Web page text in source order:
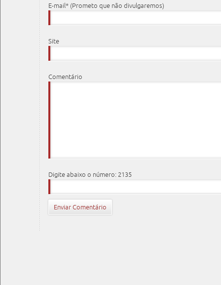
E-mail* (Prometo que não divulgaremos)
Site
Comentário
Digite abaixo o número: 2135